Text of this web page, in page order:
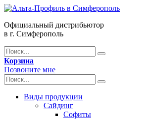
Официальный дистрибьютор
в г. Симферополь
Корзина
Позвоните мне
Виды продукции
Сайдинг
Софиты